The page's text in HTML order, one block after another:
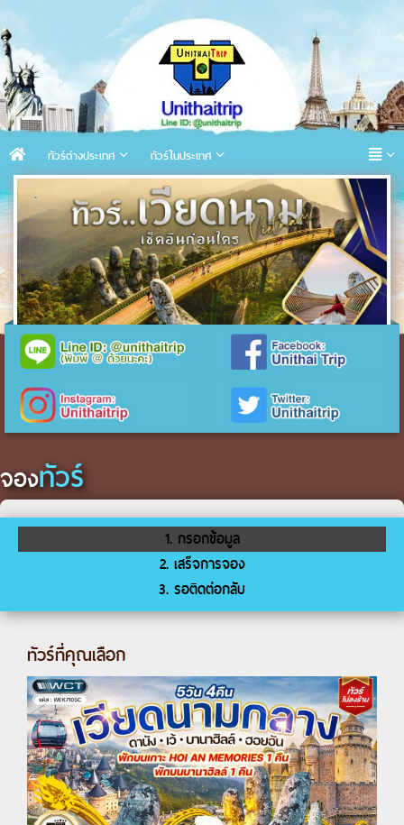
ทัวร์ต่างประเทศ ทัวร์ในประเทศ
จองทัวร์
1. กรอกข้อมูล
2. เสร็จการจอง
3. รอติดต่อกลับ
ทัวร์ที่คุณเลือก